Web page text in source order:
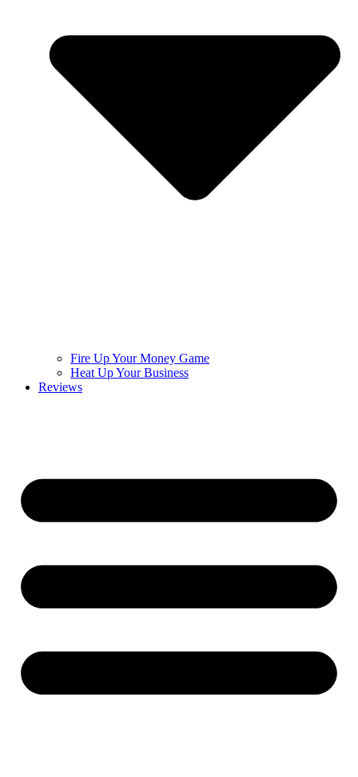
Fire Up Your Money Game
Heat Up Your Business
Reviews